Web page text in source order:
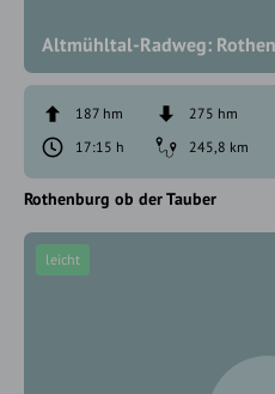
Altmühltal-Radweg:
187 hm
275 hm
17:15 h
245,8 km
Rothenburg ob der Tauber
leicht